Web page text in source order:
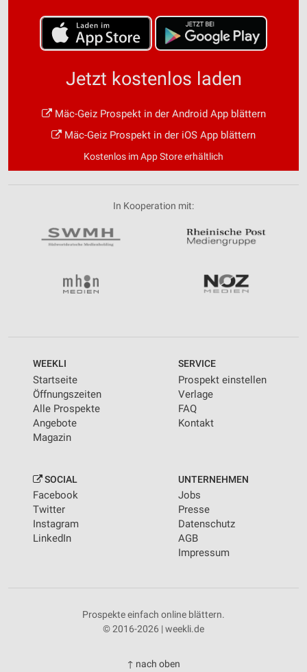
Jetzt kostenlos laden
Mäc-Geiz Prospekt in der Android App blättern
Mäc-Geiz Prospekt in der iOS App blättern
Kostenlos im App Store erhältlich
In Kooperation mit:
WEEKLI
Startseite
Öffnungszeiten
Alle Prospekte
Angebote
Magazin
SERVICE
Prospekt einstellen
Verlage
FAQ
Kontakt
SOCIAL
Facebook
Twitter
Instagram
LinkedIn
UNTERNEHMEN
Jobs
Presse
Datenschutz
AGB
Impressum
Prospekte einfach online blättern.
© 2016-2026 | weekli.de
↑ nach oben